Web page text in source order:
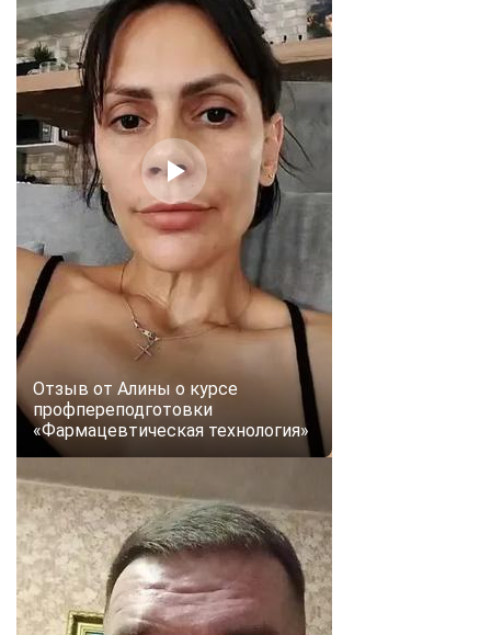
Отзыв от Алины о курсе
профпереподготовки
«Фармацевтическая технология»
ChatApp
online